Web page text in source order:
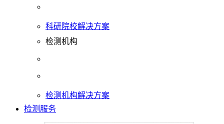
科研院校解决方案
检测机构
检测机构解决方案
检测服务